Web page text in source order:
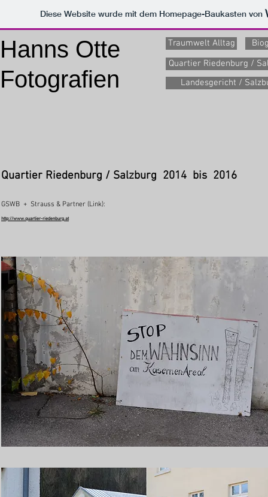
Diese Website wurde mit dem Homepage-Baukasten von
Hanns Otte
Fotografien
Traumwelt Alltag
Quartier Riedenburg /
Landesgericht /
Quartier Riedenburg / Salzburg 2014 bis 2016
GSWB + Strauss & Partner (Link):
http://www.quartier-riedenburg.at